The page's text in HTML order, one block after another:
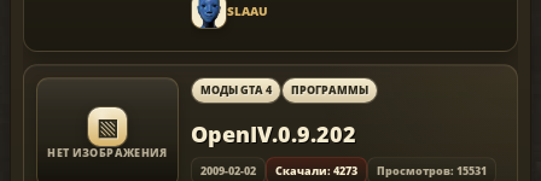
SLAAU
▧
НЕТ ИЗОБРАЖЕНИЯ
МОДЫ GTA 4 ПРОГРАММЫ
OpenIV.0.9.202
2009-02-02 Скачали: 4273
Просмотров: 15531